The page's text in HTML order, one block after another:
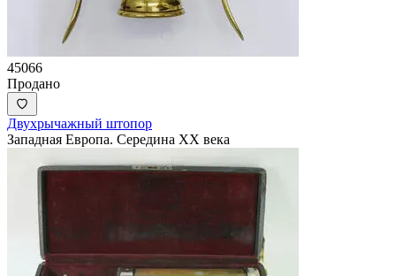
45066
Продано
Двухрычажный штопор
Западная Европа. Середина XX века